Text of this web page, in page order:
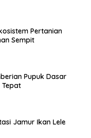
Pertanian
Sempit
Pupuk Dasar
Tepat
Jamur Ikan Lele